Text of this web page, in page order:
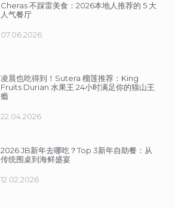
Cheras 不踩雷美食：2026本地人推荐的 5 大
人气餐厅
07.06.2026
凌晨也吃得到！Sutera 榴莲推荐：King
Fruits Durian 水果王 24小时满足你的猫山王
瘾
22.04.2026
2026 JB新年去哪吃？Top 3新年自助餐：从
传统围桌到海鲜盛宴
12.02.2026